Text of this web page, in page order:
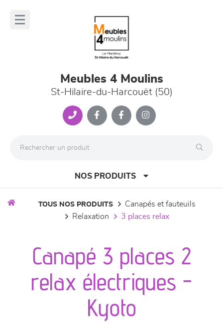
Meubles 4 Moulins
St-Hilaire-du-Harcouët (50)
NOS PRODUITS
séjours
meubles de complément
chambres et dressing
TOUS NOS PRODUITS
canapés et fauteuils
relaxation
3 places relax
Canapé 3 places 2
relax électriques -
Kyoto